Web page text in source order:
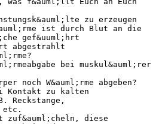
zu erzeugen
ist durch Blut an die
gef&uuml;hrt
abgestrahlt
bei muskul&auml;rer
noch W&auml;rme abgeben?
Kontakt zu kalten
Reckstange,
etc.
zuf&auml;cheln, diese